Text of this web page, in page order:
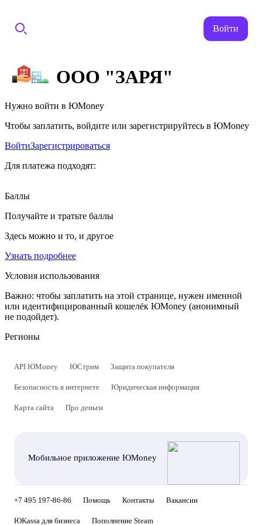
Войти
ООО "ЗАРЯ"
Нужно войти в ЮMoney
Чтобы заплатить, войдите или зарегистрируйтесь в ЮMoney
ВойтиЗарегистрироваться
Для платежа подходят:
Баллы
Получайте и тратьте баллы
Здесь можно и то, и другое
Узнать подробнее
Условия использования
Важно: чтобы заплатить на этой странице, нужен именной
или идентифицированный кошелёк ЮMoney (анонимный
не подойдет).
Регионы
API ЮMoney ЮСтрим Защита покупателя
Безопасность в интернете Юридическая информация
Карта сайта Про деньги
Мобильное приложение ЮMoney
+7 495 197-86-86 Помощь Контакты Вакансии
ЮKassa для бизнеса Пополнение Steam